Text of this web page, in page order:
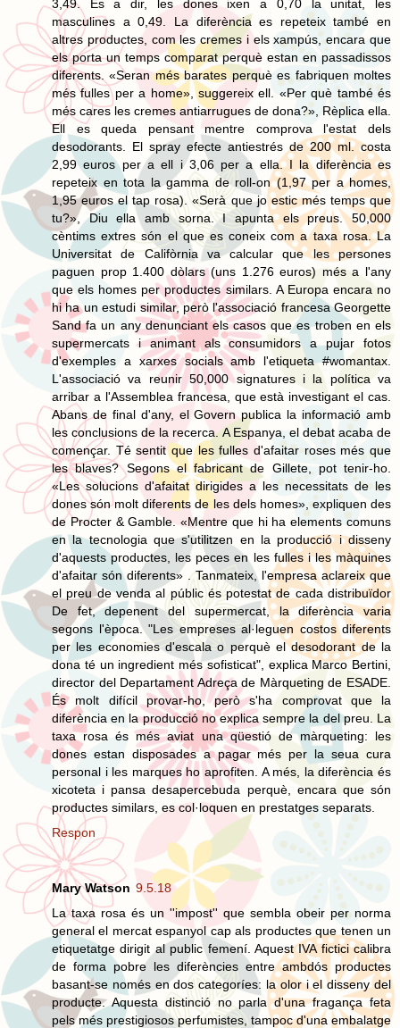
3,49. És a dir, les dones ixen a 0,70 la unitat, les
masculines a 0,49. La diferència es repeteix també en
altres productes, com les cremes i els xampús, encara que
els porta un temps comparat perquè estan en passadissos
diferents. «Seran més barates perquè es fabriquen moltes
més fulles per a home», suggereix ell. «Per què també és
més cares les cremes antiarrugues de dona?», Rèplica ella.
Ell es queda pensant mentre comprova l'estat dels
desodorants. El spray efecte antiestrés de 200 ml. costa
2,99 euros per a ell i 3,06 per a ella. I la diferència es
repeteix en tota la gamma de roll-on (1,97 per a homes,
1,95 euros el tap rosa). «Serà que jo estic més temps que
tu?», Diu ella amb sorna. I apunta els preus. 50,000
cèntims extres són el que es coneix com a taxa rosa. La
Universitat de Califòrnia va calcular que les persones
paguen prop 1.400 dòlars (uns 1.276 euros) més a l'any
que els homes per productes similars. A Europa encara no
hi ha un estudi similar, però l'associació francesa Georgette
Sand fa un any denunciant els casos que es troben en els
supermercats i animant als consumidors a pujar fotos
d'exemples a xarxes socials amb l'etiqueta #womantax.
L'associació va reunir 50,000 signatures i la política va
arribar a l'Assemblea francesa, que està investigant el cas.
Abans de final d'any, el Govern publica la informació amb
les conclusions de la recerca. A Espanya, el debat acaba de
començar. Té sentit que les fulles d'afaitar roses més que
les blaves? Segons el fabricant de Gillete, pot tenir-ho.
«Les solucions d'afaitat dirigides a les necessitats de les
dones són molt diferents de les dels homes», expliquen des
de Procter & Gamble. «Mentre que hi ha elements comuns
en la tecnologia que s'utilitzen en la producció i disseny
d'aquests productes, les peces en les fulles i les màquines
d'afaitar són diferents» . Tanmateix, l'empresa aclareix que
el preu de venda al públic és potestat de cada distribuïdor
De fet, depenent del supermercat, la diferència varia
segons l'època. "Les empreses al·leguen costos diferents
per les economies d'escala o perquè el desodorant de la
dona té un ingredient més sofisticat", explica Marco Bertini,
director del Departament Adreça de Màrqueting de ESADE.
És molt difícil provar-ho, però s'ha comprovat que la
diferència en la producció no explica sempre la del preu. La
taxa rosa és més aviat una qüestió de màrqueting: les
dones estan disposades a pagar més per la seua cura
personal i les marques ho aprofiten. A més, la diferència és
xicoteta i pansa desapercebuda perquè, encara que són
productes similars, es col·loquen en prestatges separats.
Respon
Mary Watson 9.5.18
La taxa rosa és un ''impost'' que sembla obeir per norma
general el mercat espanyol cap als productes que tenen un
etiquetatge dirigit al public femení. Aquest IVA fictici calibra
de forma pobre les diferències entre ambdós productes
basant-se només en dos categoríes: la olor i el disseny del
producte. Aquesta distinció no parla d'una fragança feta
pels més prestigiosos perfumistes, tampoc d'una embalatge